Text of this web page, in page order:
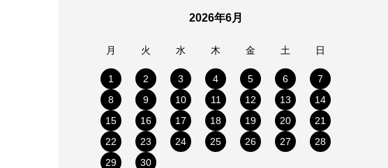
2026年6月
月 火 水 木 金 土 日
1 2 3 4 5 6
7
8
9 10 11 12 13
14
15
16 17 18 19 20
21
22
23 24 25 26 27
28
29
30